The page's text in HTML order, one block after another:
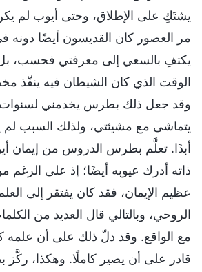
يشتَكِ على الإطلاق، وحتى أيوب لم
مر العصور كان القديسون أيضًا دونه
يكتفِ بالسعي إلى معرفتي فحسب،
الوقت الذي كان الشيطان فيه ينفّذ
وقد جعل ذلك بطرس يخدمني
يتماشى مع مشيئتي، ولذلك السبب لم
أبدًا. تعلَّم بطرس الدروس من إيمان
ذاته أدرك عيوبه أيضًا؛ إذ على الرغم
عظيم الإيمان، فقد كان يفتقر إلى
الروحي، وبالتالي قال العديد من
مع الواقع. وقد دلّ ذلك على أن علمه
قادر على أن يصير كاملًا. وهكذا،